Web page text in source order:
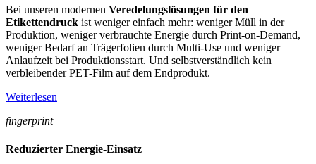
Bei unseren modernen Veredelungslösungen für den
Etikettendruck ist weniger einfach mehr: weniger Müll in der
Produktion, weniger verbrauchte Energie durch Print-on-Demand,
weniger Bedarf an Trägerfolien durch Multi-Use und weniger
Anlaufzeit bei Produktionsstart. Und selbstverständlich kein
verbleibender PET-Film auf dem Endprodukt.
Weiterlesen
fingerprint
Reduzierter Energie-Einsatz